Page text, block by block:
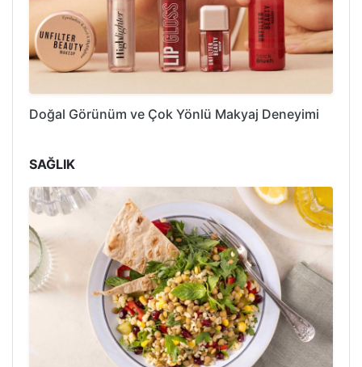
Doğal Görünüm ve Çok Yönlü Makyaj Deneyimi
SAĞLIK